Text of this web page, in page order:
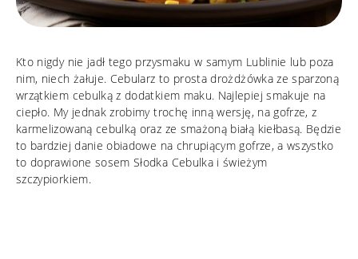
Kto nigdy nie jadł tego przysmaku w samym Lublinie lub poza
nim, niech żałuje. Cebularz to prosta drożdżówka ze sparzoną
wrzątkiem cebulką z dodatkiem maku. Najlepiej smakuje na
ciepło. My jednak zrobimy trochę inną wersję, na gofrze, z
karmelizowaną cebulką oraz ze smażoną białą kiełbasą. Będzie
to bardziej danie obiadowe na chrupiącym gofrze, a wszystko
to doprawione sosem Słodka Cebulka i świeżym
szczypiorkiem.